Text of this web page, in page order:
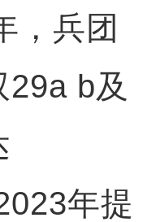
，兵团
b及
年提